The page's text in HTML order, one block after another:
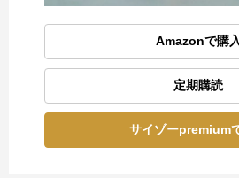
Amazonで購入
定期購読
サイゾーpremium